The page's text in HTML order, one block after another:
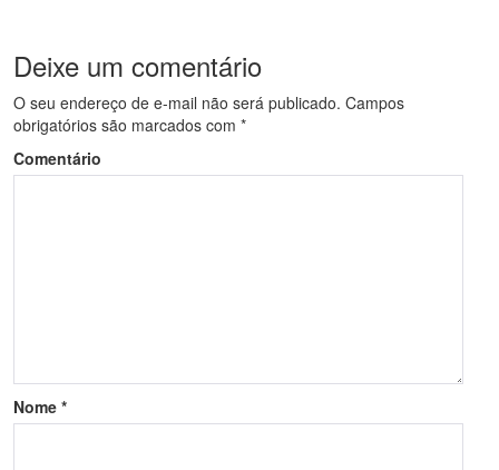
Deixe um comentário
O seu endereço de e-mail não será publicado. Campos
obrigatórios são marcados com *
Comentário
Nome *